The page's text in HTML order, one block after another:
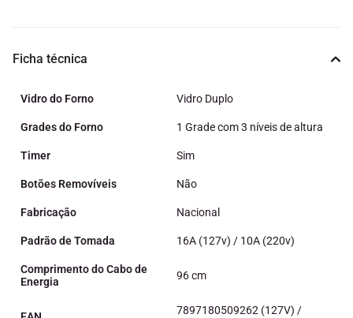
Ficha técnica
Vidro do Forno Vidro Duplo
Grades do Forno 1 Grade com 3 níveis de altura
Timer Sim
Botões Removíveis Não
Fabricação Nacional
Padrão de Tomada 16A (127v) / 10A (220v)
Comprimento do Cabo de
Energia
96 cm
7897180509262 (127V) /